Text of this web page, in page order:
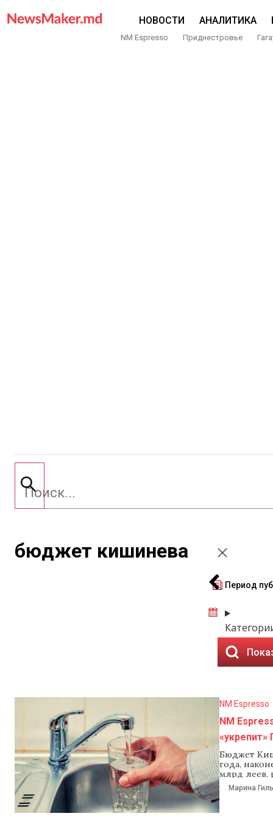
НОВОСТИ АНАЛИТИКА
NM Espresso Приднестровье
бюджет кишинева
Период
NM Espresso
NM
Бюджет
года,
млрд леев,
дефицитом
заявив,
Марина